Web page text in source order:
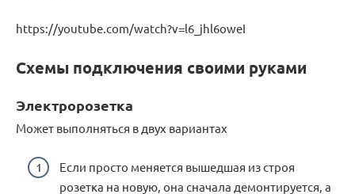
https://youtube.com/watch?v=l6_jhl6oweI
Схемы подключения своими руками
Электророзетка
Может выполняться в двух вариантах
Если просто меняется вышедшая из строя
розетка на новую, она сначала демонтируется, а